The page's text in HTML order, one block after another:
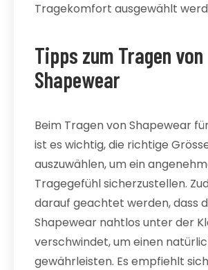
Tragekomfort ausgewählt
Tipps zum Tragen von
Shapewear
Beim Tragen von Shapewear
ist es wichtig, die richtige
auszuwählen, um ein
Tragegefühl sicherzustellen.
darauf geachtet werden, dass
Shapewear nahtlos unter der
verschwindet, um einen
gewährleisten. Es empfiehlt